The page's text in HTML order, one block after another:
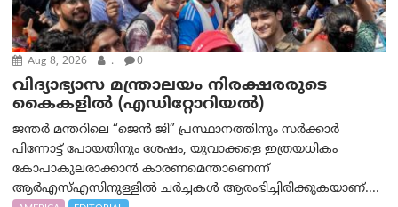
Aug 8, 2026 . 0
വിദ്യാഭ്യാസ മന്ത്രാലയം നിരക്ഷരരുടെ
കൈകളിൽ (എഡിറ്റോറിയല്‍)
ജന്തർ മന്തറിലെ “ജെൻ ജി” പ്രസ്ഥാനത്തിനും സർക്കാർ
പിന്നോട്ട് പോയതിനും ശേഷം, യുവാക്കളെ ഇത്രയധികം
കോപാകുലരാക്കാൻ കാരണമെന്താണെന്ന്
ആർ‌എസ്‌എസിനുള്ളിൽ ചർച്ചകൾ ആരംഭിച്ചിരിക്കുകയാണ്....